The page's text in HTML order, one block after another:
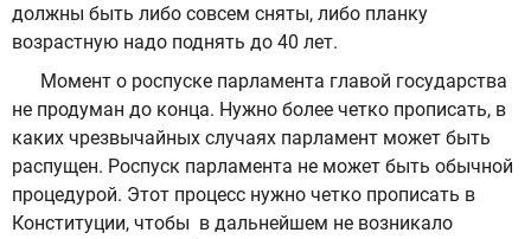
должны быть либо совсем сняты, либо планку
возрастную надо поднять до 40 лет.
Момент о роспуске парламента главой государства
не продуман до конца. Нужно более четко прописать, в
каких чрезвычайных случаях парламент может быть
распущен. Роспуск парламента не может быть обычной
процедурой. Этот процесс нужно четко прописать в
Конституции, чтобы в дальнейшем не возникало